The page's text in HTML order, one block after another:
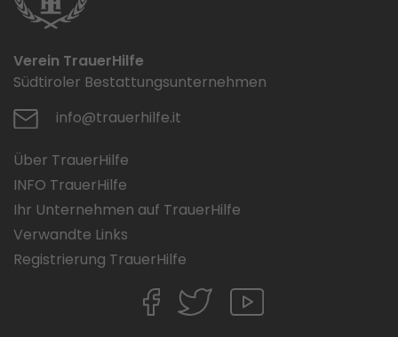
Verein TrauerHilfe
Südtiroler Bestattungsunternehmen
info@trauerhilfe.it
Über TrauerHilfe
INFO TrauerHilfe
Ihr Unternehmen auf TrauerHilfe
Verwandte Links
Registrierung TrauerHilfe